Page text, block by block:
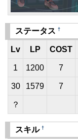
ステータス †
Lv LP COST
1 1200 7
30 1579 7
？
スキル †